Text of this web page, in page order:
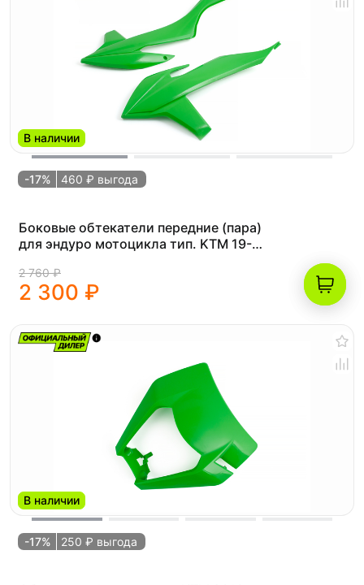
В наличии
-17% 460 ₽ выгода
Боковые обтекатели передние (пара)
для эндуро мотоцикла тип. KTM 19-
2 760 ₽
2 300 ₽
В наличии
-17% 250 ₽ выгода